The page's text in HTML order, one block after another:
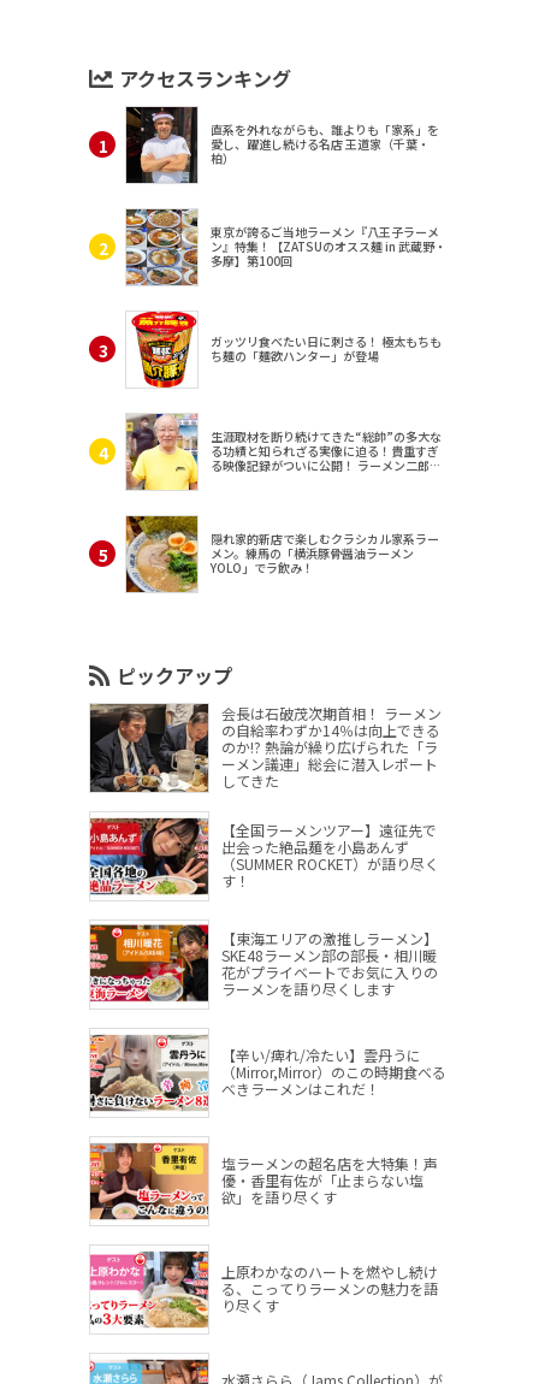
アクセスランキング
直系を外れながらも、誰よりも「家系」を
愛し、躍進し続ける名店 王道家（千葉・
柏）
東京が誇るご当地ラーメン『八王子ラーメ
ン』特集！【ZATSUのオスス麺 in 武蔵野・
多摩】第100回
ガッツリ食べたい日に刺さる！ 極太もちも
ち麺の「麺欲ハンター」が登場
生涯取材を断り続けてきた“総帥”の多大な
る功績と知られざる実像に迫る！貴重すぎ
る映像記録がついに公開！ ラーメン二郎
隠れ家的新店で楽しむクラシカル家系ラー
メン。練馬の「横浜豚骨醤油ラーメン
YOLO」でラ飲み！
ピックアップ
会長は石破茂次期首相！ ラーメン
の自給率わずか14％は向上できる
のか!? 熱論が繰り広げられた「ラ
ーメン議連」総会に潜入レポート
してきた
【全国ラーメンツアー】遠征先で
出会った絶品麺を小島あんず
（SUMMER ROCKET）が語り尽く
す！
【東海エリアの激推しラーメン】
SKE48ラーメン部の部長・相川暖
花がプライベートでお気に入りの
ラーメンを語り尽くします
【辛い/痺れ/冷たい】雲丹うに
（Mirror,Mirror）のこの時期食べる
べきラーメンはこれだ！
塩ラーメンの超名店を大特集！声
優・香里有佐が「止まらない塩
欲」を語り尽くす
上原わかなのハートを燃やし続け
る、こってりラーメンの魅力を語
り尽くす